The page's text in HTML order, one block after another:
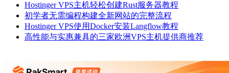
Hostinger VPS主机轻松创建Rust服务器教程
初学者无需编程构建全新网站的完整流程
Hostinger VPS使用Docker安装Langflow教程
高性能与实惠兼具的三家欧洲VPS主机提供商推荐